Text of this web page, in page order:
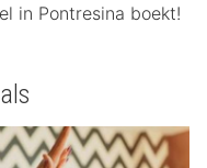
in Pontresina boekt!